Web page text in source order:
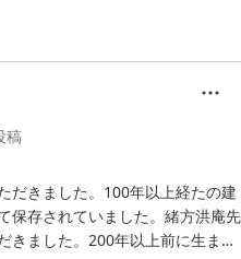
稿
だきました。100年以上経たの建
保存されていました。緒方洪庵先
きました。200年以上前に生まれ